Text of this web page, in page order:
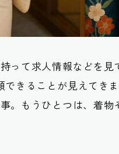
って求人情報などを
できることが見えてき
。もうひとつは、着